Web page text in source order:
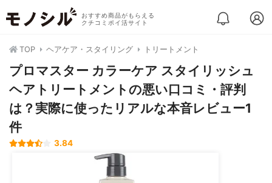
おすすめ商品がもらえる
クチコミポイ活サイト
TOP ヘアケア・スタイリング トリートメント
プロマスター カラーケア スタイリッシュ
ヘアトリートメントの悪い口コミ・評判
は？実際に使ったリアルな本音レビュー1
件
3.84